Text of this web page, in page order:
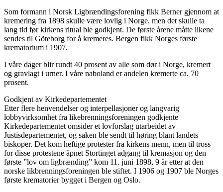
Som formann i Norsk Ligbrændingsforening fikk Berner gjennom at
kremering fra 1898 skulle være lovlig i Norge, men det skulle ta
lang tid før kirkens ritual ble godkjent. De første årene måtte likene
sendes til Göteborg for å kremeres. Bergen fikk Norges første
krematorium i 1907.
I våre dager blir rundt 40 prosent av alle som dør i Norge, kremert
og gravlagt i urner. I våre naboland er andelen kremerte ca. 70
prosent.
Godkjent av Kirkedepartementet
Etter flere henvendelser og interpellasjoner og langvarig
lobbyvirksomhet fra likebrenningsforeningen godkjente
Kirkedepartementet omsider et lovforslag utarbeidet av
Justisdepartementet, og saken ble sendt til høring blant landets
biskoper. Det kom heftige protester fra kirkens menn, men til tross
for disse protestene åpnet Stortinget adgang til kremasjon og den
første ”lov om ligbrænding” kom 11. juni 1898, 9 år etter at den
norske likbrenningsforeningen ble stiftet. I 1906 og 1907 ble Norges
første krematorier bygget i Bergen og Oslo.